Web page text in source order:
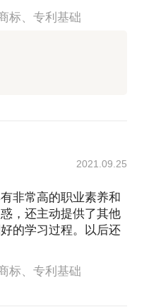
标、专利基础
2021.09.25
非常高的职业素养和
，还主动提供了其他
的学习过程。以后还
标、专利基础